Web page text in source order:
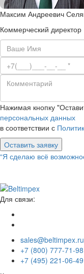
Максим Андреевич
Коммерческий директор
Нажимая кнопку
персональных данных
в соответствии с
Оставить заявку
“Я сделаю всё
Для связи:
sales@beltimpex.ru
+7 (800) 777-71-98
+7 (495) 221-06-49